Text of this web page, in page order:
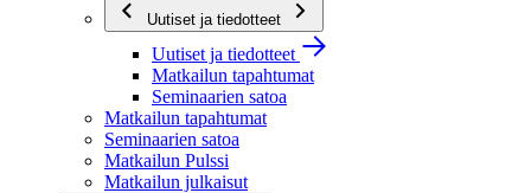
Uutiset ja tiedotteet
Uutiset ja tiedotteet
Matkailun tapahtumat
Seminaarien satoa
Matkailun tapahtumat
Seminaarien satoa
Matkailun Pulssi
Matkailun julkaisut